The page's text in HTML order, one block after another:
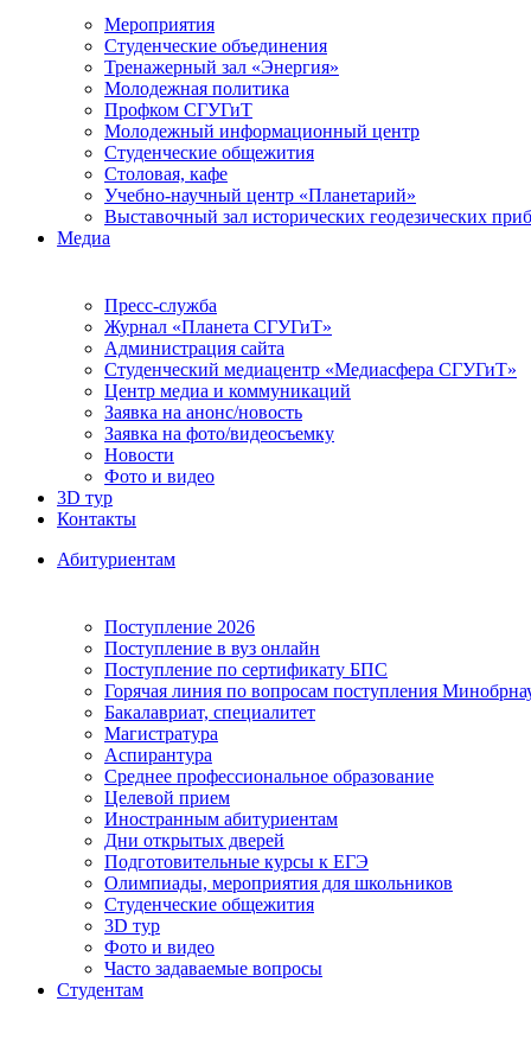
Мероприятия
Студенческие объединения
Тренажерный зал «Энергия»
Молодежная политика
Профком СГУГиТ
Молодежный информационный центр
Студенческие общежития
Столовая, кафе
Учебно-научный центр «Планетарий»
Выставочный зал исторических геодезических
Медиа
Пресс-служба
Журнал «Планета СГУГиТ»
Администрация сайта
Студенческий медиацентр «Медиасфера СГУГиТ»
Центр медиа и коммуникаций
Заявка на анонс/новость
Заявка на фото/видеосъемку
Новости
Фото и видео
3D тур
Контакты
Абитуриентам
Поступление 2026
Поступление в вуз онлайн
Поступление по сертификату БПС
Горячая линия по вопросам поступления
Бакалавриат, специалитет
Магистратура
Аспирантура
Среднее профессиональное образование
Целевой прием
Иностранным абитуриентам
Дни открытых дверей
Подготовительные курсы к ЕГЭ
Олимпиады, мероприятия для школьников
Студенческие общежития
3D тур
Фото и видео
Часто задаваемые вопросы
Студентам